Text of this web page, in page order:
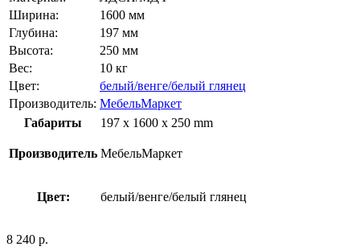
Ширина:
1600 мм
Глубина:
197 мм
Высота:
250 мм
Вес:
10 кг
Цвет:
белый/венге/белый глянец
Производитель: МебельМаркет
Габариты
197 x 1600 x 250 mm
Производитель МебельМаркет
Цвет: белый/венге/белый глянец
8 240 р.